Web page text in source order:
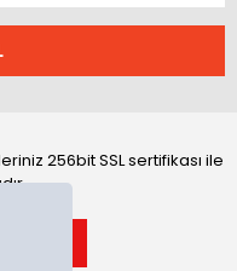
256bit SSL sertifikası ile